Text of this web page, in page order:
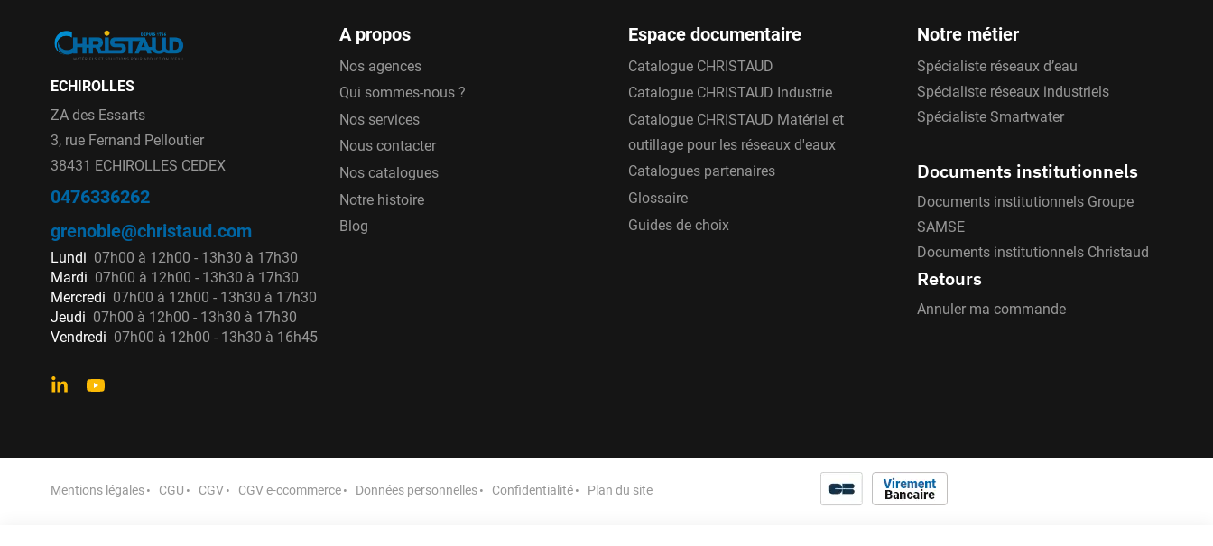
DN 150
Les poteaux peuvent être de différentes hauteurs pour s’adapter notamment aux contraintes de gel. Ainsi le corps du poteau qui sera sous terre est
1.2 m
1.4 m
2.0 m
Lors de l’installation d’un poteau incendie, il est préférable de le protéger des risques de la circulation avec des barrières de protection ou des
massifs en béton. Autre possibilité, les poteaux d’incendies peuvent également être équipés d’un système comprenant un clapet permettant la
coupure automatique de l’alimentation (version renversable ou choc). En cas d’accident, ce système évite la perte d’un volume conséquent d’eau.
Des poteaux d’incendie de dernière génération peuvent être équipés de systèmes électroniques permettant :
Les poteaux incendie surpressés
ECHIROLLES
ZA des Essarts
3, rue Fernand Pelloutier
38431 ECHIROLLES CEDEX
0476336262
grenoble@christaud.com
Lundi 07h00 à 12h00 - 13h30 à 17h30
Mardi 07h00 à 12h00 - 13h30 à 17h30
Mercredi 07h00 à 12h00 - 13h30 à 17h30
Jeudi 07h00 à 12h00 - 13h30 à 17h30
Vendredi 07h00 à 12h00 - 13h30 à 16h45
A propos
Nos agences
Qui sommes-nous ?
Nos services
Nous contacter
Nos catalogues
Notre histoire
Blog
Espace documentaire
Catalogue CHRISTAUD
Catalogue CHRISTAUD Industrie
Catalogue CHRISTAUD Matériel et
outillage pour les réseaux d'eaux
Catalogues partenaires
Glossaire
Guides de choix
Notre métier
Spécialiste réseaux d’eau
Spécialiste réseaux industriels
Spécialiste Smartwater
Documents institutionnels
Documents institutionnels Groupe
SAMSE
Documents institutionnels Christaud
Retours
Annuler ma commande
Mentions légales CGU CGV CGV e-ccommerce Données personnelles Confidentialité Plan du site